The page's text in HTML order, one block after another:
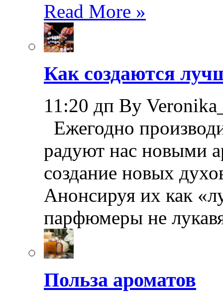
Read More »
Как создаются
11:20 дп By
Ежегодно
радуют нас новыми
создание новых
Анонсируя их как
парфюмеры не
Польза ароматов